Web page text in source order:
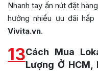
Nhanh tay ấn nút đặt
hưởng nhiều ưu đãi
Vivita.vn.
13Cách Mua
Lượng Ở